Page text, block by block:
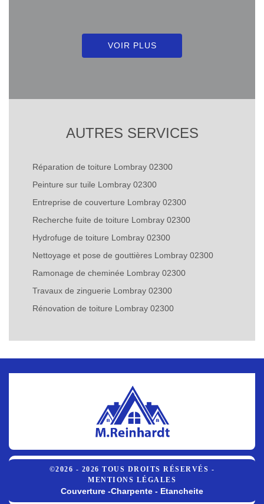
VOIR PLUS
AUTRES SERVICES
Réparation de toiture Lombray 02300
Peinture sur tuile Lombray 02300
Entreprise de couverture Lombray 02300
Recherche fuite de toiture Lombray 02300
Hydrofuge de toiture Lombray 02300
Nettoyage et pose de gouttières Lombray 02300
Ramonage de cheminée Lombray 02300
Travaux de zinguerie Lombray 02300
Rénovation de toiture Lombray 02300
©2026 - 2026 TOUS DROITS RÉSERVÉS -
MENTIONS LÉGALES
Couverture -Charpente - Etancheite